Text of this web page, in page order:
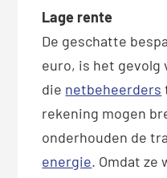
Lage rente
De geschatte
euro, is het gevolg
die netbeheerders
rekening mogen
onderhouden de
energie. Omdat ze